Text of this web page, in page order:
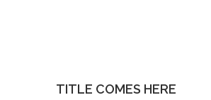
TITLE COMES HERE